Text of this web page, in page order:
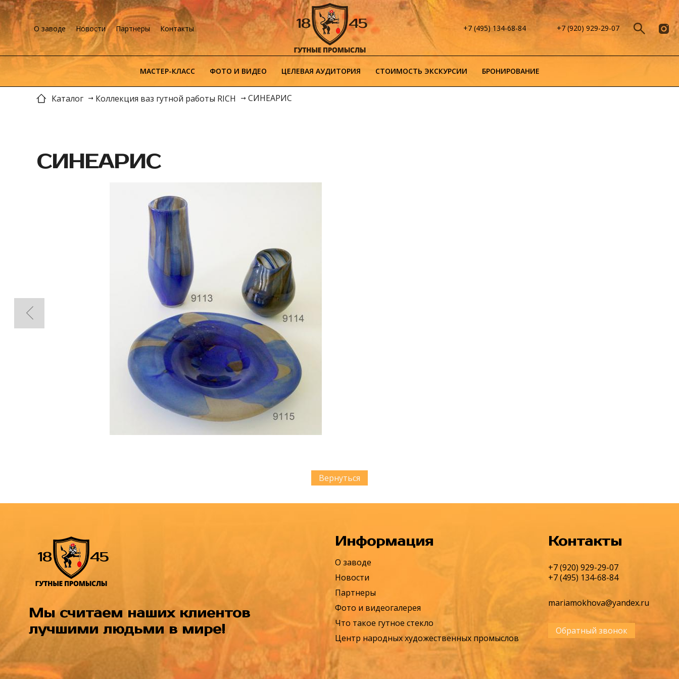
О заводе Новости Партнеры Контакты +7 (920) 929-29-07
+7 (495) 134-68-84
МАСТЕР-КЛАСС ФОТО И ВИДЕО ЦЕЛЕВАЯ АУДИТОРИЯ СТОИМОСТЬ ЭКСКУРСИИ БРОНИРОВАНИЕ
Каталог Коллекция ваз гутной работы RICH СИНЕАРИС
СИНЕАРИС
Вернуться
Мы считаем наших клиентов
лучшими людьми в мире!
Информация
О заводе
Новости
Партнеры
Фото и видеогалерея
Что такое гутное стекло
Центр народных художественных промыслов
Контакты
+7 (920) 929-29-07
+7 (495) 134-68-84
mariamokhova@yandex.ru
Обратный звонок